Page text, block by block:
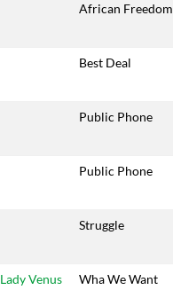
African Freedom
Best Deal
Public Phone
Public Phone
Struggle
Lady Venus Wha We Want